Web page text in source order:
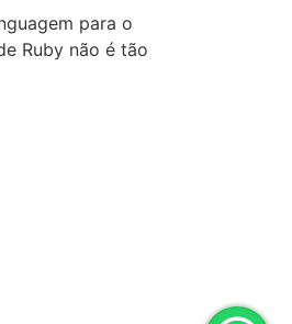
para o
Ruby não é tão